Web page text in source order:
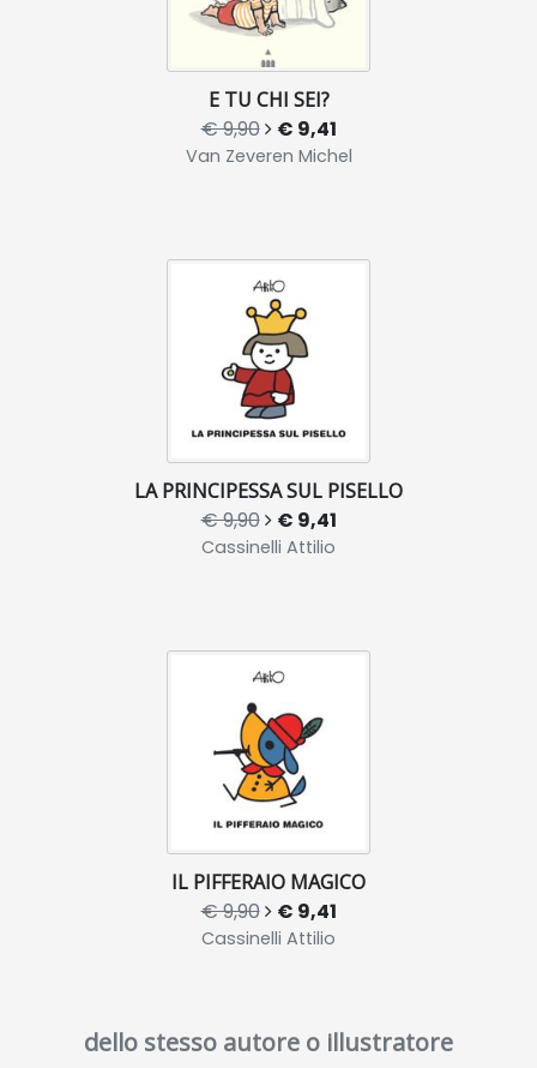
E TU CHI SEI?
€ 9,90 € 9,41
Van Zeveren Michel
LA PRINCIPESSA SUL PISELLO
€ 9,90 € 9,41
Cassinelli Attilio
IL PIFFERAIO MAGICO
€ 9,90 € 9,41
Cassinelli Attilio
dello stesso autore o illustratore